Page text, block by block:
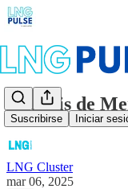
Suscribirse Iniciar
Análisis de
LNG Cluster
mar 06, 2025